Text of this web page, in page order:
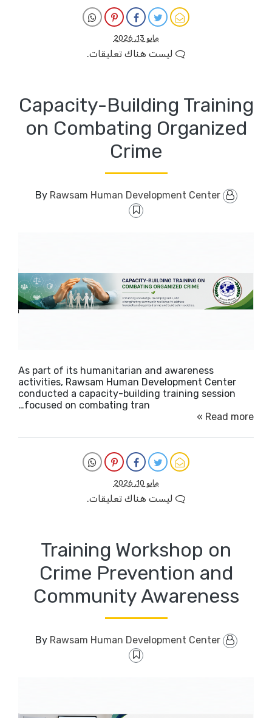
مايو 13, 2026
ليست هناك تعليقات.
Capacity-Building Training
on Combating Organized
Crime
By
Rawsam Human Development Center
As part of its humanitarian and awareness
activities, Rawsam Human Development Center
conducted a capacity-building training session
focused on combating tran…
Read more »
مايو 10, 2026
ليست هناك تعليقات.
Training Workshop on
Crime Prevention and
Community Awareness
By
Rawsam Human Development Center